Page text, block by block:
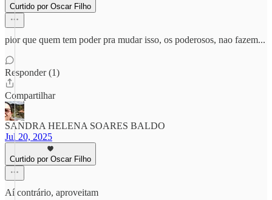
Curtido por Oscar Filho
pior que quem tem poder pra mudar isso, os poderosos, nao fazem...
Responder (1)
Compartilhar
SANDRA HELENA SOARES BALDO
Jul 20, 2025
Curtido por Oscar Filho
Aí contrário, aproveitam